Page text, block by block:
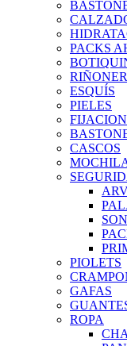
PACKS
ESQUÍS
PIELES
CASCOS
PIOLETS
GAFAS
ROPA